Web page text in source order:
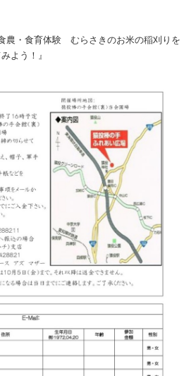
・食育体験 むらさきのお米の稲刈りを
よう！』